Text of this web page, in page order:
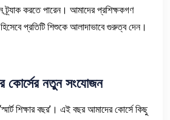
ট্র্যাক করতে পারেন। আমাদের প্রশিক্ষকগণ
প্রতিটি শিশুকে আলাদাভাবে গুরুত্ব দেন।
কোর্সের নতুন সংযোজন
শিক্ষার বছর’। এই বছর আমাদের কোর্সে কিছু